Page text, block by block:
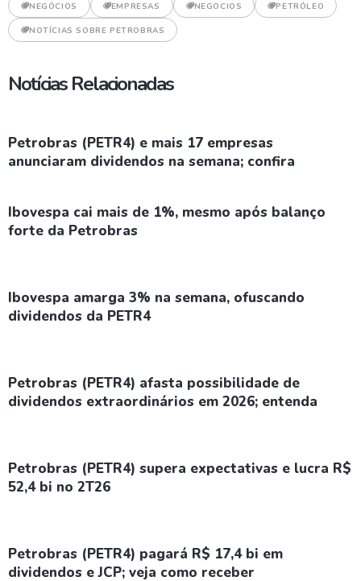
NEGÓCIOS EMPRESAS NEGOCIOS PETRÓLEO
NOTÍCIAS SOBRE PETROBRAS
Notícias Relacionadas
Petrobras (PETR4) e mais 17 empresas
anunciaram dividendos na semana; confira
Ibovespa cai mais de 1%, mesmo após balanço
forte da Petrobras
Ibovespa amarga 3% na semana, ofuscando
dividendos da PETR4
Petrobras (PETR4) afasta possibilidade de
dividendos extraordinários em 2026; entenda
Petrobras (PETR4) supera expectativas e lucra R$
52,4 bi no 2T26
Petrobras (PETR4) pagará R$ 17,4 bi em
dividendos e JCP; veja como receber